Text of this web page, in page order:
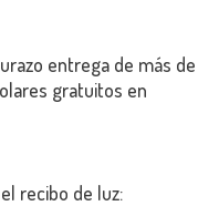
entrega de más de
gratuitos en
recibo de luz: